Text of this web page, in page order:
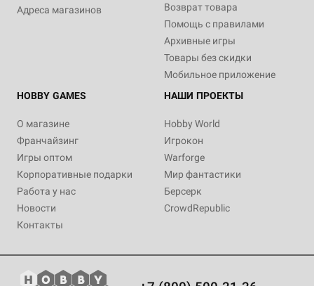
Адреса магазинов
Возврат товара
Помощь с правилами
Архивные игры
Товары без скидки
Мобильное приложение
HOBBY GAMES
О магазине
Франчайзинг
Игры оптом
Корпоративные подарки
Работа у нас
Новости
Контакты
НАШИ ПРОЕКТЫ
Hobby World
Игрокон
Warforge
Мир фантастики
Берсерк
CrowdRepublic